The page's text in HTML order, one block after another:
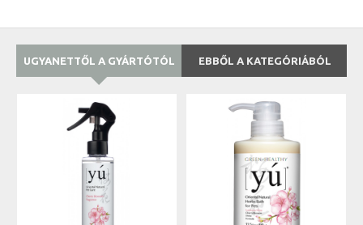
UGYANETTŐL A GYÁRTÓTÓL EBBŐL A KATEGÓRIÁBÓL